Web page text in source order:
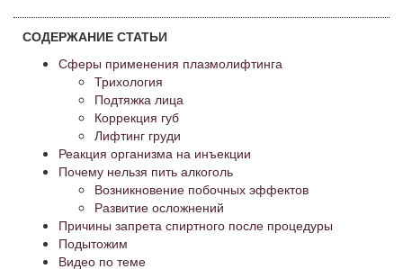
СОДЕРЖАНИЕ СТАТЬИ
Сферы применения плазмолифтинга
Трихология
Подтяжка лица
Коррекция губ
Лифтинг груди
Реакция организма на инъекции
Почему нельзя пить алкоголь
Возникновение побочных эффектов
Развитие осложнений
Причины запрета спиртного после процедуры
Подытожим
Видео по теме